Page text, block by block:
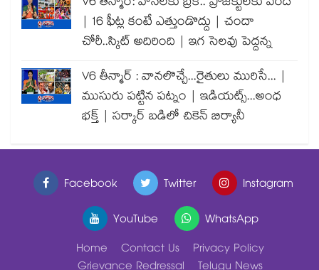
| 16 ఫీట్ల కంటే ఎత్తుండొద్దు | చందా
చోరీ..స్కిట్ అదిరింది | ఇగ సెలవు పెద్దన్న
V6 తీన్మార్ : వానలొచ్చే...రైతులు మురిసే... |
ముసురు పట్టిన పట్నం | ఇడియట్స్...అంధ
భక్త్ | సర్కార్ బడిలో చికెన్ బిర్యానీ
Facebook Twitter
Instagram
YouTube
WhatsApp
Home
Contact Us
Privacy Policy